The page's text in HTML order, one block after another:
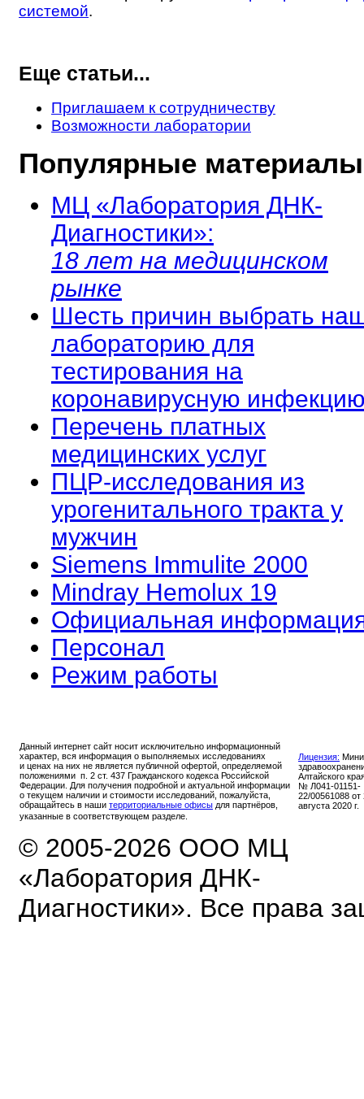
системой.
Еще статьи...
Приглашаем к сотрудничеству
Возможности лаборатории
Популярные материалы
МЦ «Лаборатория ДНК-
Диагностики»:
18 лет на медицинском
рынке
Шесть причин выбрать
лабораторию для
тестирования на
коронавирусную
Перечень платных
медицинских услуг
ПЦР-исследования из
урогенитального тракта у
мужчин
Siemens Immulite 2000
Mindray Hemolux 19
Официальная
Персонал
Режим работы
Данный интернет сайт носит исключительно информационный
характер, вся информация о выполняемых исследованиях
и ценах на них не является публичной офертой, определяемой
положениями п. 2 ст. 437 Гражданского кодекса Российской
Федерации. Для получения подробной и актуальной информации
о текущем наличии и стоимости исследований, пожалуйста,
обращайтесь в наши территориальные офисы для партнёров,
указанные в соответствующем разделе.
Лицензия:
Алтайского
№ Л041-01151-
22/00561088 от
августа 2020 г.
© 2005-2026 ООО МЦ
«Лаборатория ДНК-
Диагностики». Все права